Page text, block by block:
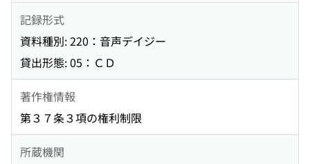
記録形式
資料種別: 220：音声デイジー
貸出形態: 05：ＣＤ
著作権情報
第３７条３項の権利制限
所蔵機関